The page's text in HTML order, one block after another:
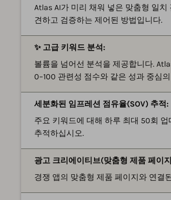
Atlas AI가 미리 채워 넣은 맞춤형 일
견하고 검증하는 제어된 방법입니다.
✨ 고급 키워드 분석:
볼륨을 넘어선 분석을 제공합니다.
0–100 관련성 점수와 같은 성과 중심
세분화된 임프레션 점유율(SOV) 추적:
주요 키워드에 대해 하루 최대 50회
추적하십시오.
광고 크리에이티브(맞춤형 제품 페이
경쟁 앱의 맞춤형 제품 페이지와 연결